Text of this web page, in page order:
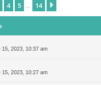
14
4 5 14
15, 2023, 10:37 am
15, 2023, 10:27 am